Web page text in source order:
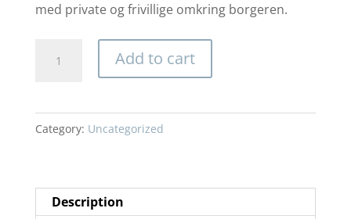
med private og frivillige omkring borgeren.
Introduktionsdag
Aarhus
quantity
Add to cart
Category: Uncategorized
Description